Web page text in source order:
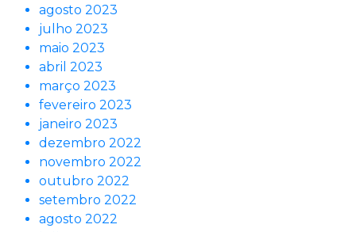
agosto 2023
julho 2023
maio 2023
abril 2023
março 2023
fevereiro 2023
janeiro 2023
dezembro 2022
novembro 2022
outubro 2022
setembro 2022
agosto 2022